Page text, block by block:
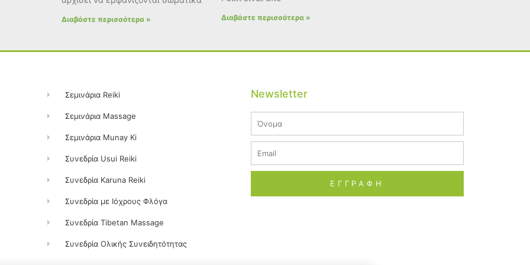
Διαβάστε περισσότερα » Διαβάστε περισσότερα »
Σεμινάρια Reiki
Σεμινάρια Massage
Σεμινάρια Munay Ki
Συνεδρία Usui Reiki
Συνεδρία Karuna Reiki
Συνεδρία με Ιόχρους Φλόγα
Συνεδρία Tibetan Massage
Συνεδρία Ολικής Συνειδητότητας
Newsletter
Name
Email
ΕΓΓΡΑΦΗ